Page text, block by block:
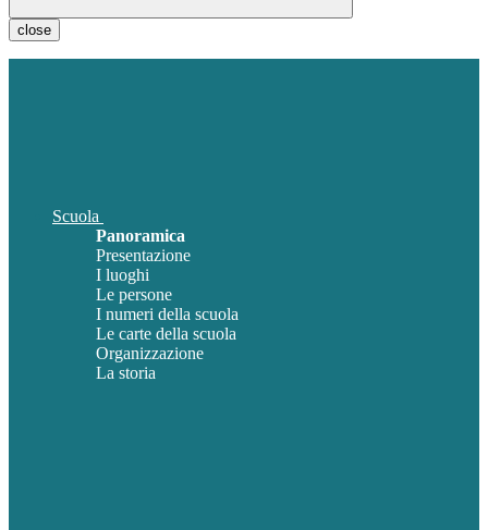
close
Scuola
Panoramica
Presentazione
I luoghi
Le persone
I numeri della scuola
Le carte della scuola
Organizzazione
La storia